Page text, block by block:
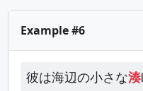
Example #6
彼は海辺の小さな湊